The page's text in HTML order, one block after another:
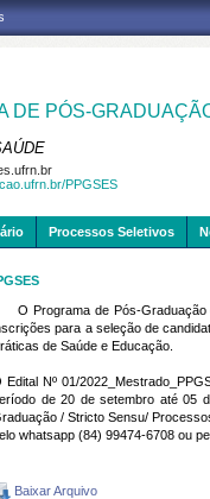
DE PÓS-
PPGSES
Processos Seletivos
O Programa de Pós-Graduação
para a seleção de
de Saúde e Educação.
Edital Nº 01/
de 20 de setembro até 05
/ Stricto Sensu/
whatsapp (84) 99474-6708 ou
Baixar Arquivo